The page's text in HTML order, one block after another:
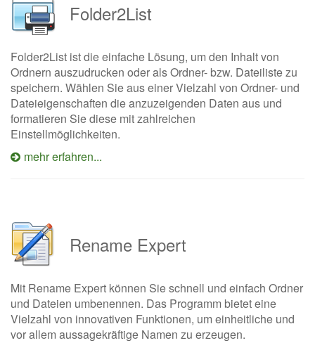
Folder2List
Folder2List ist die einfache Lösung, um den Inhalt von
Ordnern auszudrucken oder als Ordner- bzw. Dateiliste zu
speichern. Wählen Sie aus einer Vielzahl von Ordner- und
Dateieigenschaften die anzuzeigenden Daten aus und
formatieren Sie diese mit zahlreichen
Einstellmöglichkeiten.
mehr erfahren...
Rename Expert
Mit Rename Expert können Sie schnell und einfach Ordner
und Dateien umbenennen. Das Programm bietet eine
Vielzahl von innovativen Funktionen, um einheitliche und
vor allem aussagekräftige Namen zu erzeugen.